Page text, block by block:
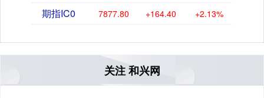
期指IC0 7877.80 +164.40 +2.13%
关注 和兴网